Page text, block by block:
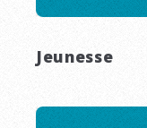
Jeunesse